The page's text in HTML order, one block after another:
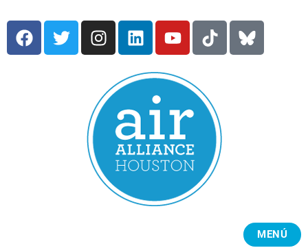
MENÚ